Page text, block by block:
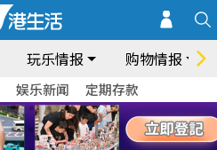
玩乐情报 购物情报
娱乐新闻 定期存款